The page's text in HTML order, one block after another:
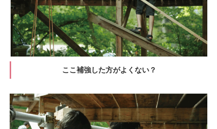
ここ補強した方がよくない？